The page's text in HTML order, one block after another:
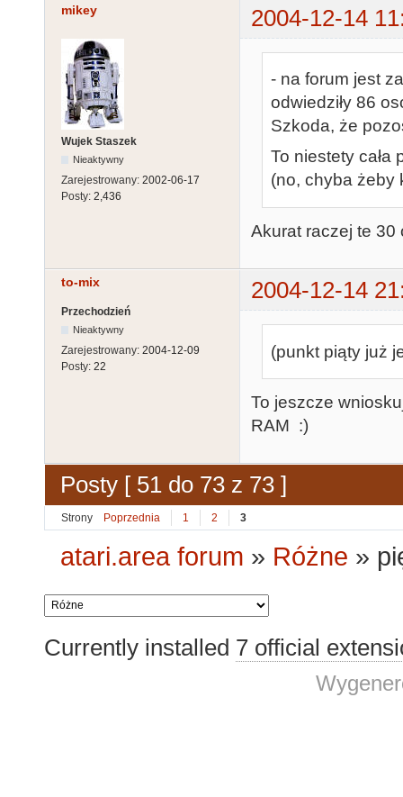
mikey 2004-12-14
Wujek Staszek
Nieaktywny
Zarejestrowany: 2002-06-17
Posty: 2,436
- na forum jest
odwiedziły 86
Szkoda, że
To niestety cała
(no, chyba żeby
Akurat raczej te 30
to-mix 2004-12-14
Przechodzień
Nieaktywny
Zarejestrowany: 2004-12-09
Posty: 22
(punkt piąty już
To jeszcze
RAM :)
Posty [ 51 do 73 z 73 ]
Strony Poprzednia 1 2 3
atari.area forum » Różne »
Currently installed 7 official